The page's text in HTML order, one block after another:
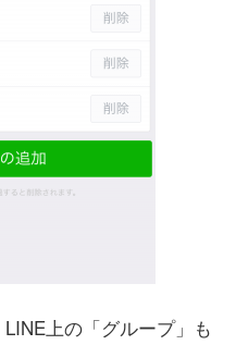
上の「グループ」も